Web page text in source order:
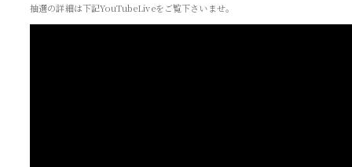
抽選の詳細は下記YouTubeLiveをご覧下さいませ。